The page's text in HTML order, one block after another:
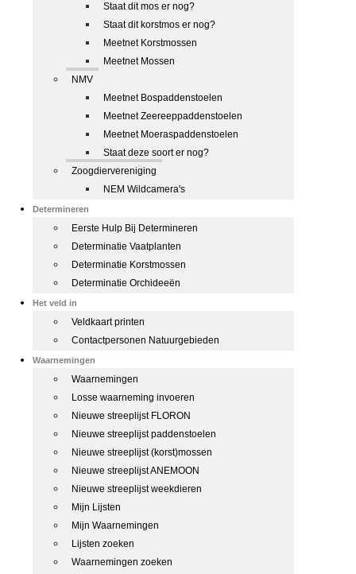
Staat dit mos er nog?
Staat dit korstmos er nog?
Meetnet Korstmossen
Meetnet Mossen
NMV
Meetnet Bospaddenstoelen
Meetnet Zeereeppaddenstoelen
Meetnet Moeraspaddenstoelen
Staat deze soort er nog?
Zoogdiervereniging
NEM Wildcamera's
Determineren
Eerste Hulp Bij Determineren
Determinatie Vaatplanten
Determinatie Korstmossen
Determinatie Orchideeën
Het veld in
Veldkaart printen
Contactpersonen Natuurgebieden
Waarnemingen
Waarnemingen
Losse waarneming invoeren
Nieuwe streeplijst FLORON
Nieuwe streeplijst paddenstoelen
Nieuwe streeplijst (korst)mossen
Nieuwe streeplijst ANEMOON
Nieuwe streeplijst weekdieren
Mijn Lijsten
Mijn Waarnemingen
Lijsten zoeken
Waarnemingen zoeken